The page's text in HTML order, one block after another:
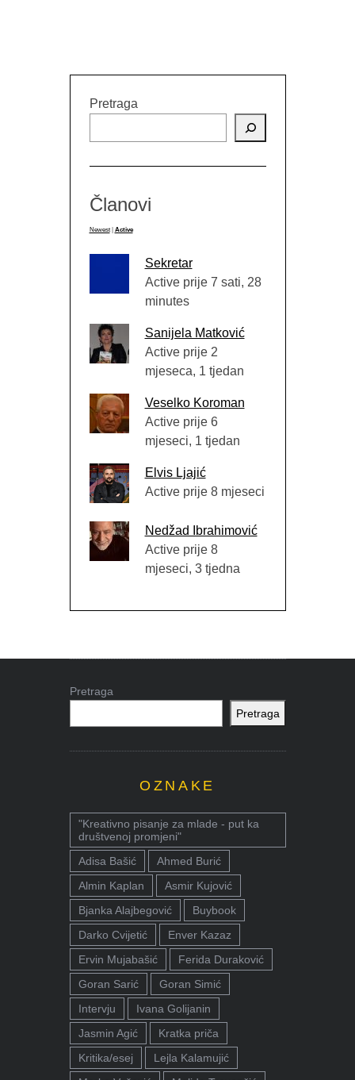
Pretraga
Članovi
Newest Active
Sekretar
Active prije 7 sati, 28
minutes
Sanijela Matković
Active prije 2
mjeseca, 1 tjedan
Veselko Koroman
Active prije 6
mjeseci, 1 tjedan
Elvis Ljajić
Active prije 8 mjeseci
Nedžad Ibrahimović
Active prije 8
mjeseci, 3 tjedna
Pretraga
Pretraga
OZNAKE
"Kreativno pisanje za mlade - put ka
društvenoj promjeni"
Adisa Bašić
Ahmed Burić
Almin Kaplan
Asmir Kujović
Bjanka Alajbegović
Buybook
Darko Cvijetić
Enver Kazaz
Ervin Mujabašić
Ferida Duraković
Goran Sarić
Goran Simić
Intervju
Ivana Golijanin
Jasmin Agić
Kratka priča
Kritika/esej
Lejla Kalamujić